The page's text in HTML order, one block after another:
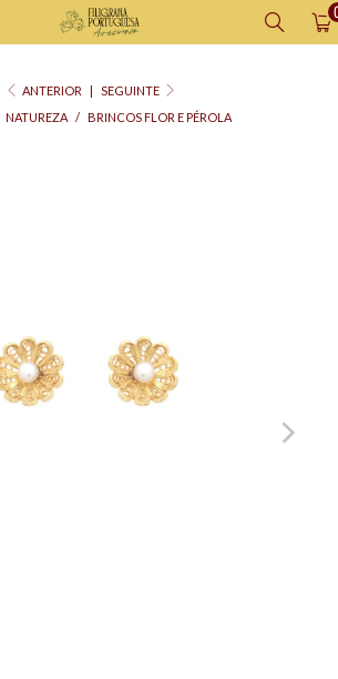
ANTERIOR |
SEGUINTE
NATUREZA / BRINCOS FLOR E PÉROLA